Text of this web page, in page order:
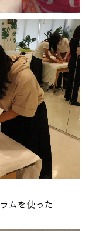
ムを使った